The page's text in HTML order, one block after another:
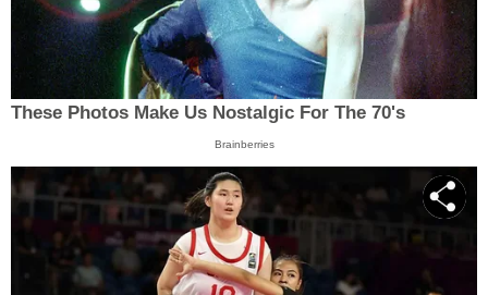
These Photos Make Us Nostalgic For The 70's
Brainberries